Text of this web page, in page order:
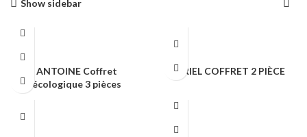
Show sidebar
ANTOINE Coffret
écologique 3 pièces
ARIEL COFFRET 2 PIÈCE